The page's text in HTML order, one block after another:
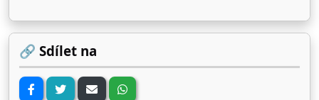
🔗 Sdílet na